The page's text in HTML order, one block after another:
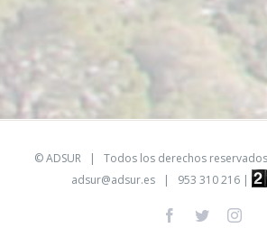
©ADSUR| Todos los derechos
adsur@adsur.es | 953 310 216 |
Facebook
Twitter